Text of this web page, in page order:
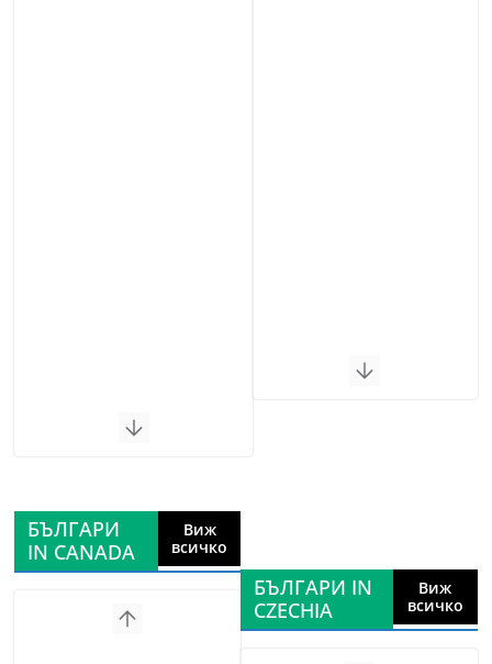
БЪЛГАРИ
IN CANADA
Виж
всичко
БЪЛГАРИ IN
CZECHIA
Виж
всичко